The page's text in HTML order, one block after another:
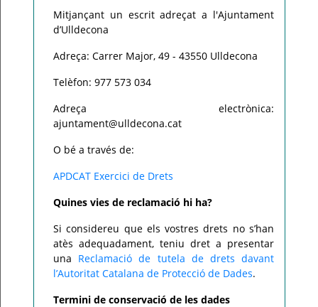
Mitjançant un escrit adreçat a l'Ajuntament
d’Ulldecona
Adreça: Carrer Major, 49 - 43550 Ulldecona
Telèfon: 977 573 034
Adreça electrònica:
ajuntament@ulldecona.cat
O bé a través de:
APDCAT Exercici de Drets
Quines vies de reclamació hi ha?
Si considereu que els vostres drets no s’han
atès adequadament, teniu dret a presentar
una Reclamació de tutela de drets davant
l’Autoritat Catalana de Protecció de Dades.
Termini de conservació de les dades